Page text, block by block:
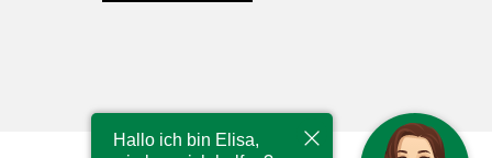
Hallo ich bin Elisa,